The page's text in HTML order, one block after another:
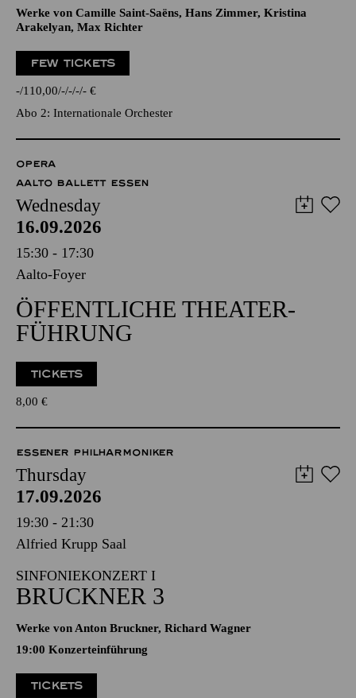
Werke von Camille Saint-Saëns, Hans Zimmer, Kristina
Arakelyan, Max Richter
FEW TICKETS
- 110,00 - - - - €
Abo 2: Internationale Orchester
OPERA
AALTO BALLETT ESSEN
Wednesday
16.09.2026
15:30 - 17:30
Aalto-Foyer
ÖFFENTLICHE THEATER­
FÜHRUNG
TICKETS
8,00 €
ESSENER PHILHARMONIKER
Thursday
17.09.2026
19:30 - 21:30
Alfried Krupp Saal
SINFONIEKONZERT I
BRUCKNER 3
Werke von Anton Bruckner, Richard Wagner
19:00 Konzerteinführung
TICKETS